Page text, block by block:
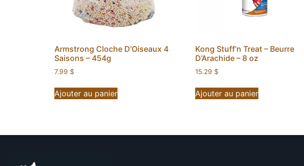
Armstrong Cloche D’Oiseaux 4
Saisons – 454g
7.99 $
Ajouter au panier
Kong Stuff’n Treat – Beurre
D’Arachide – 8 oz
15.29 $
Ajouter au panier